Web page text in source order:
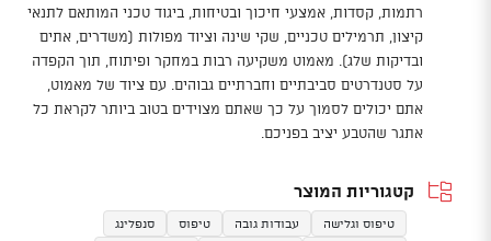
רתמות, קסדות, אמצעי חיכוך ובטיחות, ביגוד טכני המותאם לתנאי
קיצון, תרמילים טכניים, שקי שינה וציוד מפולות (משדרים, אתים
ובדיקות שלג). מאמוט משקיעה רבות במחקר ופיתוח, תוך הקפדה
על סטנדרטים סביבתיים וחברתיים גבוהים. עם ציוד של מאמוט,
אתם יכולים לסמוך על כך שאתם מצוידים בטוב ביותר לקראת כל
אתגר שהטבע יציב בפניכם.
קטגוריות המוצר
טיפוס וגלישה עבודות גובה טיפוס
סנפלינג